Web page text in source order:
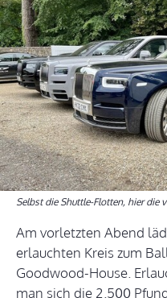
Selbst die Shuttle-Flotten, hier die
Am vorletzten Abend
erlauchten Kreis zum
Goodwood-House.
man sich die 2.500